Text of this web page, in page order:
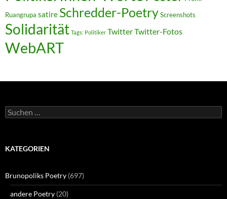
Ruangrupa satire Schredder-PoetryScreenshots
Solidarität Tags: Politiker TwitterTwitter-Fotos
WebART
Suchen
nach:
KATEGORIEN
Brunopoliks Poetry (697)
andere Poetry (20)